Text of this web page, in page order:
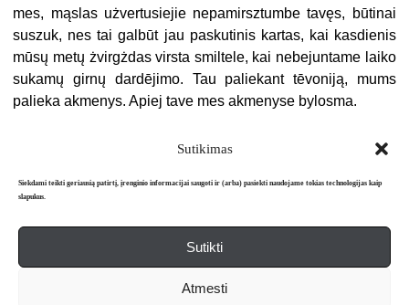
Sutikimas
Siekdami teikti geriausią patirtį, įrenginio informacijai saugoti ir (arba) pasiekti naudojame tokias technologijas kaip
slapukus.
Sutikti
Atmesti
mes, mąslas użvertusiejie nepamirsztumbe tavęs, būtinai
suszuk, nes tai galbūt jau paskutinis kartas, kai kasdienis
mūsų metų żvirgżdas virsta smiltele, kai nebejuntame laiko
sukamų girnų dardējimo. Tau paliekant tēvoniją, mums
palieka akmenys. Apiej tave mes akmenyse bylosma.